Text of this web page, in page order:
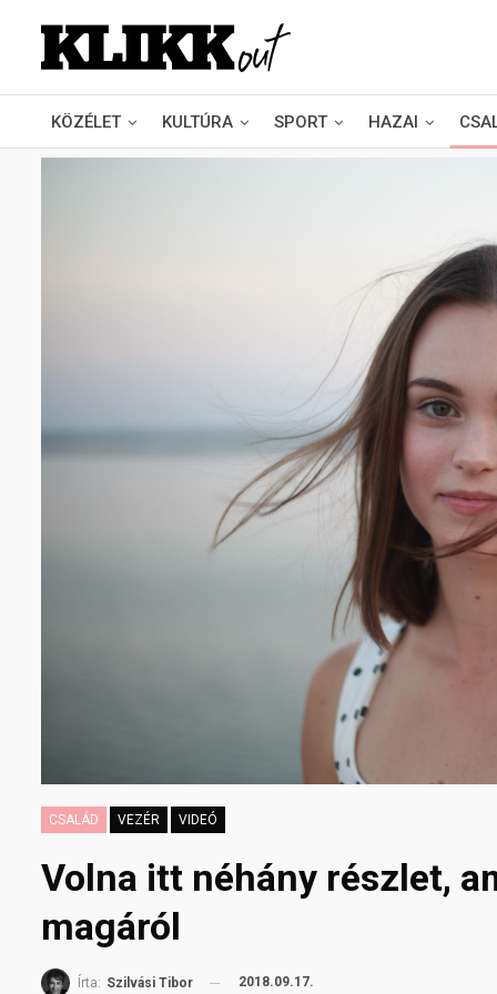
KÖZÉLET KULTÚRA SPORT HAZAI
CSALÁD VEZÉR VIDEÓ
Volna itt néhány részlet,
magáról
Írta: Szilvási Tibor 2018.09.17.